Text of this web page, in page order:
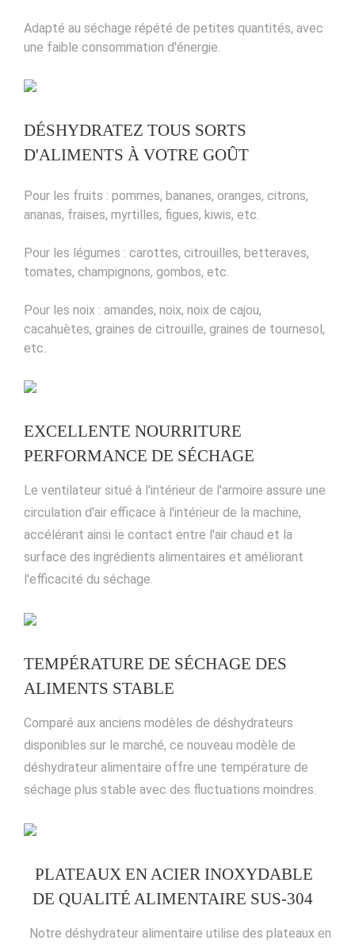
Adapté au séchage répété de petites quantités, avec
une faible consommation d'énergie.
DÉSHYDRATEZ TOUS SORTS
D'ALIMENTS À VOTRE GOÛT
Pour les fruits : pommes, bananes, oranges, citrons,
ananas, fraises, myrtilles, figues, kiwis, etc.
Pour les légumes : carottes, citrouilles, betteraves,
tomates, champignons, gombos, etc.
Pour les noix : amandes, noix, noix de cajou,
cacahuètes, graines de citrouille, graines de tournesol,
etc.
EXCELLENTE NOURRITURE
PERFORMANCE DE SÉCHAGE
Le ventilateur situé à l'intérieur de l'armoire assure une
circulation d'air efficace à l'intérieur de la machine,
accélérant ainsi le contact entre l'air chaud et la
surface des ingrédients alimentaires et améliorant
l'efficacité du séchage.
TEMPÉRATURE DE SÉCHAGE DES
ALIMENTS STABLE
Comparé aux anciens modèles de déshydrateurs
disponibles sur le marché, ce nouveau modèle de
déshydrateur alimentaire offre une température de
séchage plus stable avec des fluctuations moindres.
PLATEAUX EN ACIER INOXYDABLE
DE QUALITÉ ALIMENTAIRE SUS-304
Notre déshydrateur alimentaire utilise des plateaux en